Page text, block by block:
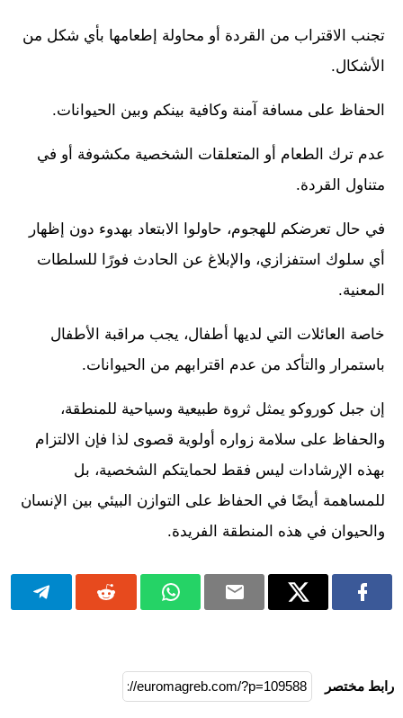
تجنب الاقتراب من القردة أو محاولة إطعامها بأي شكل من
الأشكال.
الحفاظ على مسافة آمنة وكافية بينكم وبين الحيوانات.
عدم ترك الطعام أو المتعلقات الشخصية مكشوفة أو في
متناول القردة.
في حال تعرضكم للهجوم، حاولوا الابتعاد بهدوء دون إظهار
أي سلوك استفزازي، والإبلاغ عن الحادث فورًا للسلطات
المعنية.
خاصة العائلات التي لديها أطفال، يجب مراقبة الأطفال
باستمرار والتأكد من عدم اقترابهم من الحيوانات.
إن جبل كوروكو يمثل ثروة طبيعية وسياحية للمنطقة،
والحفاظ على سلامة زواره أولوية قصوى لذا فإن الالتزام
بهذه الإرشادات ليس فقط لحمايتكم الشخصية، بل
للمساهمة أيضًا في الحفاظ على التوازن البيئي بين الإنسان
والحيوان في هذه المنطقة الفريدة.
رابط مختصر